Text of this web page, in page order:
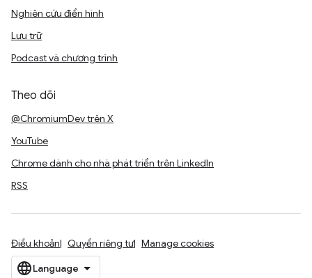
Nghiên cứu điển hình
Lưu trữ
Podcast và chương trình
Theo dõi
@ChromiumDev trên X
YouTube
Chrome dành cho nhà phát triển trên LinkedIn
RSS
Điều khoản Quyền riêng tư Manage cookies